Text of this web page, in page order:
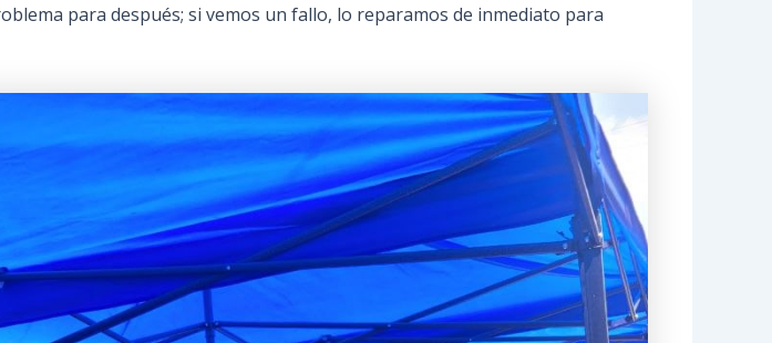
para después; si vemos un fallo, lo reparamos de inmediato para